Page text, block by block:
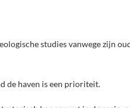
studies vanwege zijn
de haven is een prioriteit.